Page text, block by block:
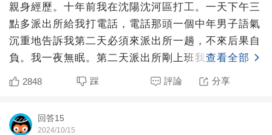
親身經歷。十年前我在沈陽沈河區打工。一天下午三
點多派出所給我打電話，電話那頭一個中年男子語氣
沉重地告訴我第二天必須來派出所一趟，不來后果自
負。我一夜無眠。第二天派出所剛上班我就到了。接
待說負責我的同事
查看全部
2848 踩 評論 分享
回答15
2024/10/15